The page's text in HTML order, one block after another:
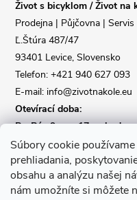
Súbory cookie
prehliadania,
obsahu a analýzu našej
nám umožníte si môžete
Život s bicyklom / Život na
Prodejna | Půjčovna | Servis
Ľ.Štúra 487/47
93401 Levice, Slovensko
Telefon: +421 940 627 093
E-mail: info@zivotnakole.eu
Otevírací doba:
Po-Pá : 9,oo - 17,oo hod
So : 9,oo - 12,oo | Ne :
Kontaktní formulář